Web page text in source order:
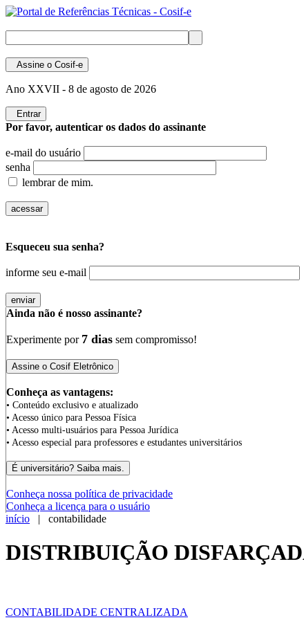
Assine o Cosif-e
Ano XXVII - 8 de agosto de 2026
Entrar
Por favor, autenticar os dados do assinante
e-mail do usuário
senha
lembrar de mim.
Esqueceu sua senha?
informe seu e-mail
Ainda não é nosso assinante?
Experimente por 7 dias sem compromisso!
Conheça as vantagens:
• Conteúdo exclusivo e atualizado
• Acesso único para Pessoa Física
• Acesso multi-usuários para Pessoa Jurídica
• Acesso especial para professores e estudantes universitários
Conheça nossa política de privacidade
Conheça a licença para o usuário
início | contabilidade
DISTRIBUIÇÃO
CONTABILIDADE CENTRALIZADA